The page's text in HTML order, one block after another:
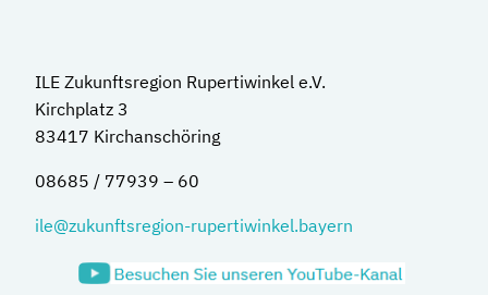
ILE Zukunftsregion Rupertiwinkel e.V.
Kirchplatz 3
83417 Kirchanschöring
08685 / 77939 – 60
ile@zukunftsregion-rupertiwinkel.bayern